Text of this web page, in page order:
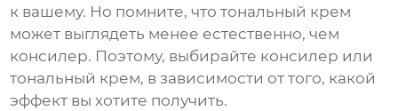
к вашему. Но помните, что тональный крем
может выглядеть менее естественно, чем
консилер. Поэтому, выбирайте консилер или
тональный крем, в зависимости от того, какой
эффект вы хотите получить.